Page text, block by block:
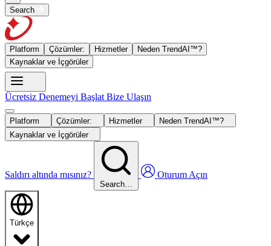
Search
Platform Çözümler: Hizmetler
Neden TrendAI™?
Kaynaklar ve İçgörüler
Ücretsiz Denemeyi Başlat Bize Ulaşın
Platform Çözümler: Hizmetler
Neden TrendAI™?
Kaynaklar ve İçgörüler
Saldırı altında mısınız?
Search…
Oturum Açın
Türkçe